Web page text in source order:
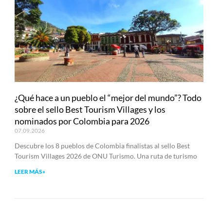
¿Qué hace a un pueblo el “mejor del mundo”? Todo
sobre el sello Best Tourism Villages y los
nominados por Colombia para 2026
07.09.2026
Descubre los 8 pueblos de Colombia finalistas al sello Best
Tourism Villages 2026 de ONU Turismo. Una ruta de turismo
LEER MÁS»